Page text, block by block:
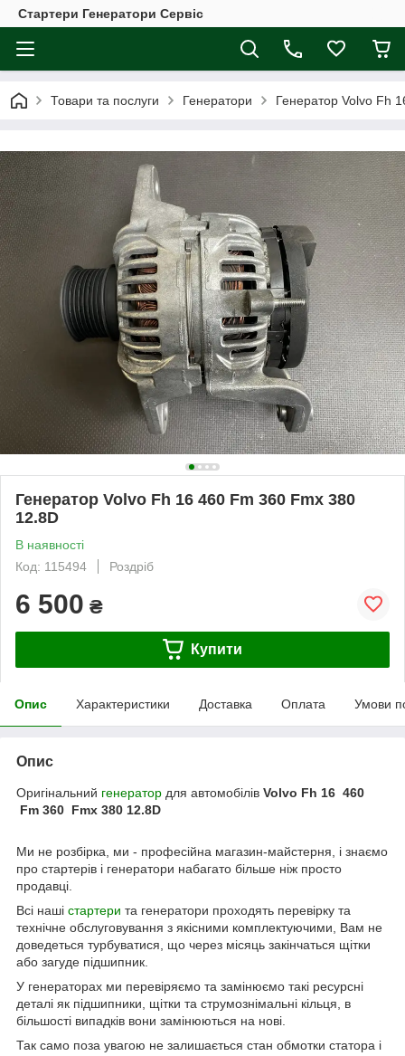
Стартери Генератори Сервіс
Товари та послуги Генератори Генератор Volvo Fh
Генератор Volvo Fh 16 460 Fm 360 Fmx 380
12.8D
В наявності
Код: 115494
Роздріб
6 500 ₴
Купити
Опис Характеристики Доставка Оплата Умови
Опис
Оригінальний генератор для автомобілів Volvo Fh 16 460
Fm 360 Fmx 380 12.8D
Ми не розбірка, ми - професійна магазин-майстерня, і знаємо
про стартерів і генератори набагато більше ніж просто
продавці.
Всі наші стартери та генератори проходять перевірку та
технічне обслуговування з якісними комплектуючими, Вам не
доведеться турбуватися, що через місяць закінчаться щітки
або загуде підшипник.
У генераторах ми перевіряємо та замінюємо такі ресурсні
деталі як підшипники, щітки та струмознімальні кільця, в
більшості випадків вони замінюються на нові.
Так само поза увагою не залишається стан обмотки статора і